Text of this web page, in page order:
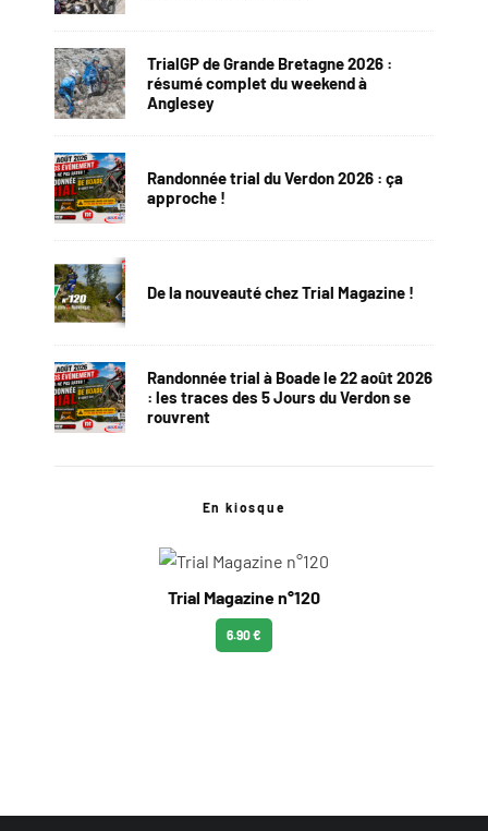
TrialGP de Grande Bretagne 2026 :
résumé complet du weekend à
Anglesey
Randonnée trial du Verdon 2026 : ça
approche !
De la nouveauté chez Trial Magazine !
Randonnée trial à Boade le 22 août 2026
: les traces des 5 Jours du Verdon se
rouvrent
En kiosque
Trial Magazine n°120
6.90 €